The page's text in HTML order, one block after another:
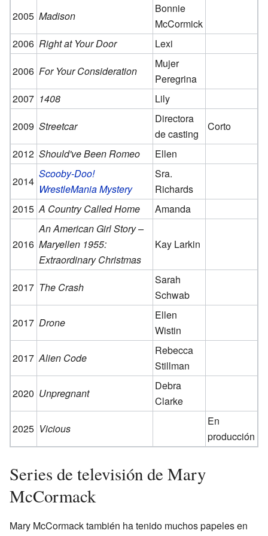
2005 Madison
Bonnie
McCormick
2006 Right at Your Door
Lexi
2006 For Your Consideration
Mujer
Peregrina
2007 1408
Lily
2009 Streetcar
Directora
de casting
Corto
2012 Should've Been Romeo
Ellen
2014
Scooby-Doo!
WrestleMania Mystery
Sra.
Richards
2015 A Country Called Home Amanda
2016
An American Girl Story –
Maryellen 1955:
Extraordinary Christmas
Kay Larkin
2017 The Crash
Sarah
Schwab
2017 Drone
Ellen
Wistin
2017 Alien Code
Rebecca
Stillman
2020 Unpregnant
Debra
Clarke
2025 Vicious
En
producción
Series de televisión de Mary
McCormack
Mary McCormack también ha tenido muchos papeles en